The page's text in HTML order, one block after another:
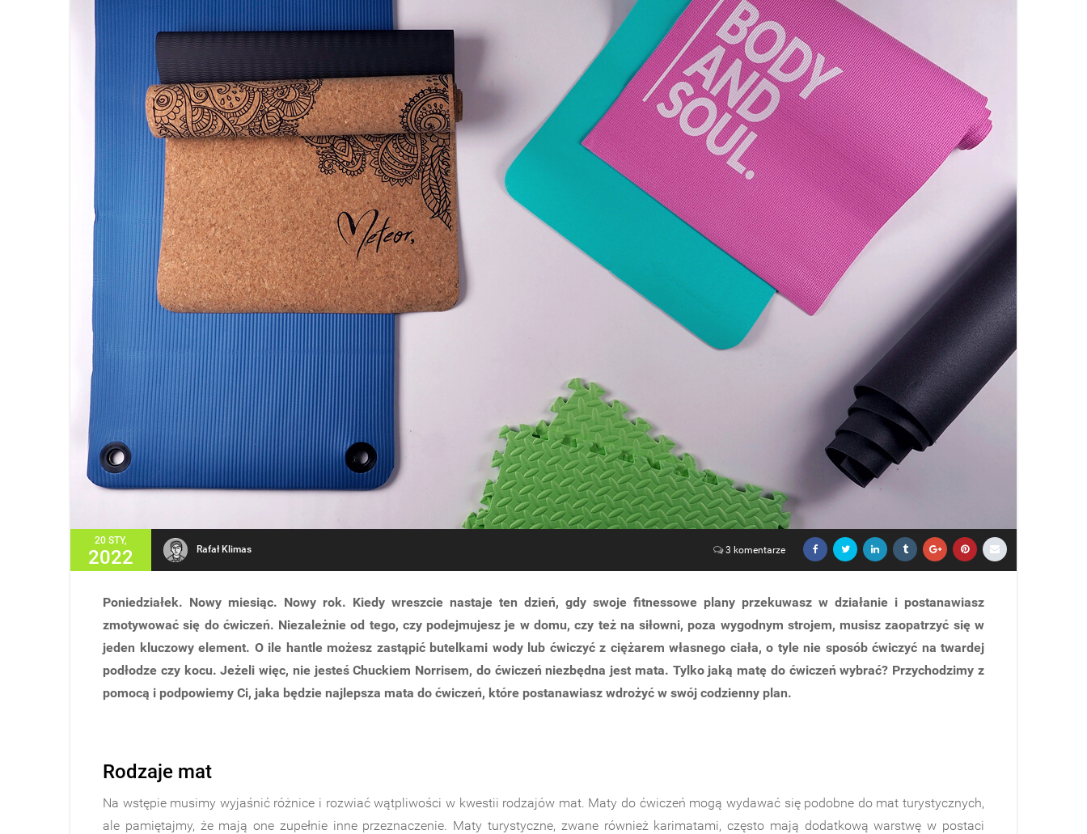
20 STY,
2022 Rafał Klimas 3 komentarze
Poniedziałek. Nowy miesiąc. Nowy rok. Kiedy wreszcie nastaje ten dzień, gdy swoje fitnessowe plany przekuwasz w działanie i postanawiasz
zmotywować się do ćwiczeń. Niezależnie od tego, czy podejmujesz je w domu, czy też na siłowni, poza wygodnym strojem, musisz zaopatrzyć się w
jeden kluczowy element. O ile hantle możesz zastąpić butelkami wody lub ćwiczyć z ciężarem własnego ciała, o tyle nie sposób ćwiczyć na twardej
podłodze czy kocu. Jeżeli więc, nie jesteś Chuckiem Norrisem, do ćwiczeń niezbędna jest mata. Tylko jaką matę do ćwiczeń wybrać? Przychodzimy z
pomocą i podpowiemy Ci, jaka będzie najlepsza mata do ćwiczeń, które postanawiasz wdrożyć w swój codzienny plan.
Rodzaje mat
Na wstępie musimy wyjaśnić różnice i rozwiać wątpliwości w kwestii rodzajów mat. Maty do ćwiczeń mogą wydawać się podobne do mat turystycznych,
ale pamiętajmy, że mają one zupełnie inne przeznaczenie. Maty turystyczne, zwane również karimatami, często mają dodatkową warstwę w postaci